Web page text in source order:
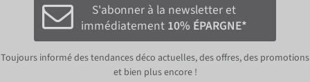
S'abonner à la newsletter et
immédiatement 10% ÉPARGNE*
Toujours informé des tendances déco actuelles, des offres, des promotions
et bien plus encore !